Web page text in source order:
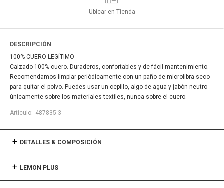
Ubicar en Tienda
DESCRIPCIÓN
100% CUERO LEGÍTIMO
Calzado 100% cuero. Duraderos, confortables y de fácil mantenimiento.
Recomendamos limpiar periódicamente con un paño de microfibra seco
para quitar el polvo. Puedes usar un cepillo, algo de agua y jabón neutro
únicamente sobre los materiales textiles, nunca sobre el cuero.
487835-3
DETALLES & COMPOSICIÓN
LEMON PLUS